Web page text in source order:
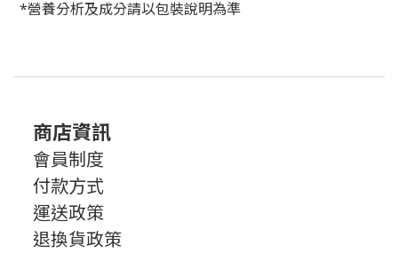
*營養分析及成分請以包裝說明為準
商店資訊
會員制度
付款方式
運送政策
退換貨政策